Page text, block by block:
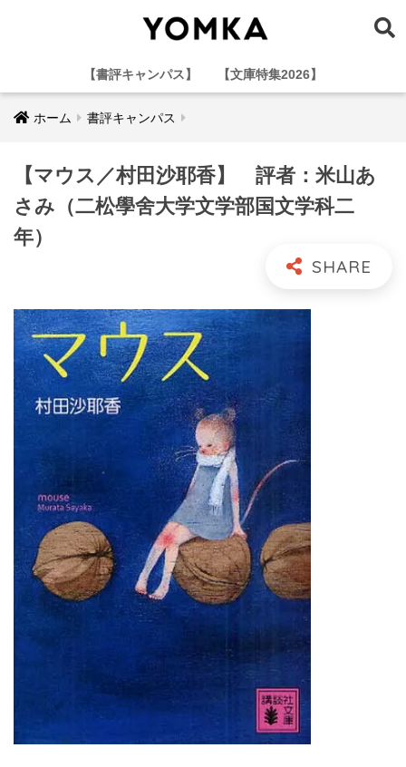
【書評キャンパス】 【文庫特集2026】
ホーム 書評キャンパス
【マウス／村田沙耶香】 評者：米山あ
さみ（二松學舍大学文学部国文学科二
年）